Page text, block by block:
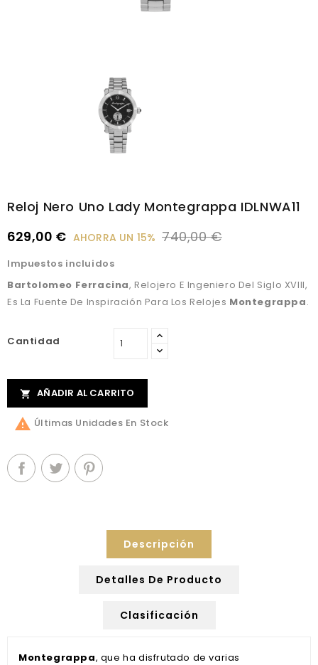
Reloj Nero Uno Lady Montegrappa IDLNWA11
629,00 € AHORRA UN 15% 740,00 €
Impuestos incluidos
Bartolomeo Ferracina, Relojero E Ingeniero Del Siglo XVIII,
Es La Fuente De Inspiración Para Los Relojes Montegrappa.
Cantidad
 AÑADIR AL CARRITO
 Últimas Unidades En Stock
Descripción
Detalles De Producto
Clasificación
Montegrappa, que ha disfrutado de varias